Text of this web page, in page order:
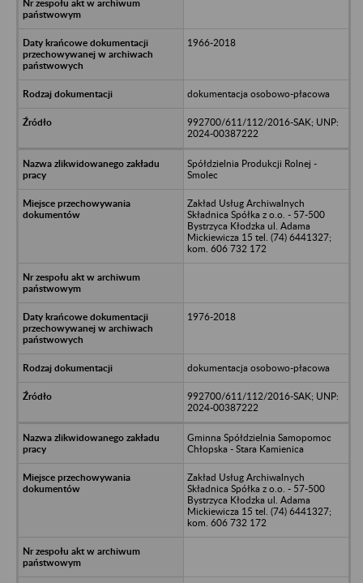
1966-2018
dokumentacja osobowo-płacowa
992700/611/112/2016-SAK; UNP:
2024-00387222
Spółdzielnia Produkcji Rolnej -
Smolec
Zakład Usług Archiwalnych
Składnica Spółka z o.o. - 57-500
Bystrzyca Kłodzka ul. Adama
Mickiewicza 15 tel. (74) 6441327;
kom. 606 732 172
1976-2018
dokumentacja osobowo-płacowa
992700/611/112/2016-SAK; UNP:
2024-00387222
Gminna Spółdzielnia Samopomoc
Chłopska - Stara Kamienica
Zakład Usług Archiwalnych
Składnica Spółka z o.o. - 57-500
Bystrzyca Kłodzka ul. Adama
Mickiewicza 15 tel. (74) 6441327;
kom. 606 732 172